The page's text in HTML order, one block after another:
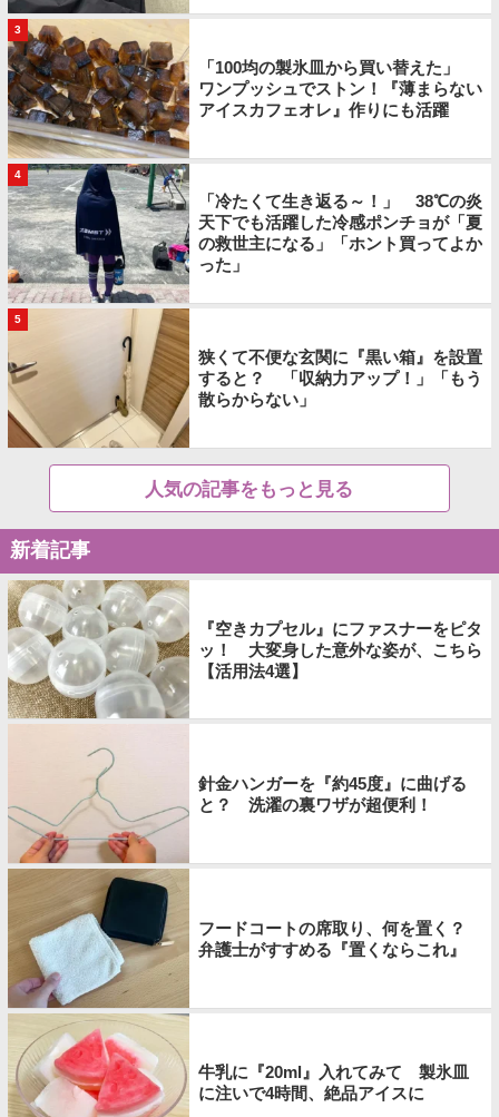
3
「100均の製氷皿から買い替えた」
ワンプッシュでストン！『薄まらない
アイスカフェオレ』作りにも活躍
4
「冷たくて生き返る～！」 38℃の炎
天下でも活躍した冷感ポンチョが「夏
の救世主になる」「ホント買ってよか
った」
5
狭くて不便な玄関に『黒い箱』を設置
すると？ 「収納力アップ！」「もう
散らからない」
人気の記事をもっと見る
新着記事
『空きカプセル』にファスナーをピタ
ッ！ 大変身した意外な姿が、こちら
【活用法4選】
針金ハンガーを『約45度』に曲げる
と？ 洗濯の裏ワザが超便利！
フードコートの席取り、何を置く？
弁護士がすすめる『置くならこれ』
牛乳に『20ml』入れてみて 製氷皿
に注いで4時間、絶品アイスに